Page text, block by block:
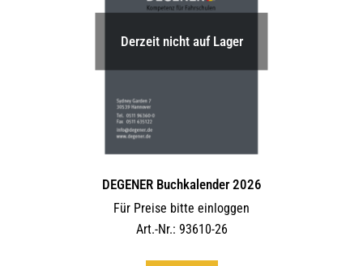
Derzeit nicht auf Lager
DEGENER Buchkalender 2026
Für Preise bitte einloggen
Art.-Nr.: 93610-26